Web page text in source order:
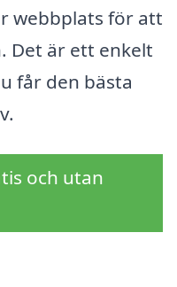
webbplats för att
Det är ett enkelt
får den bästa
och utan